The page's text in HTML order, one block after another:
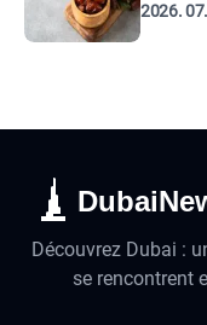
2026.
Découvrez Dubai :
se rencontrent